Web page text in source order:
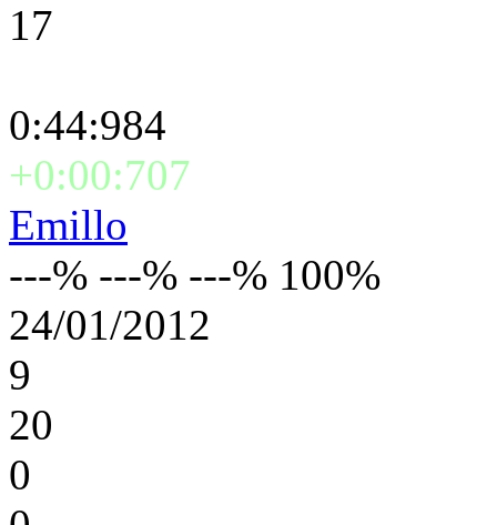
17
0:44:984
+0:00:707
Emillo
---% ---% ---% 100%
24/01/2012
9
20
0